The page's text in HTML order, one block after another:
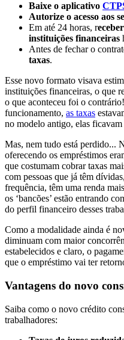
Baixe o aplicativo
Autorize o acesso aos
Em até 24 horas, r
instituições financeiras
Antes de fechar o
taxas.
Esse novo formato visava
instituições financeiras, o que
o que aconteceu foi o
funcionamento, as taxas
no modelo antigo, elas
Mas, nem tudo está perdido...
oferecendo os empréstimos
que costumam cobrar taxas
com pessoas que já têm
frequência, têm uma renda
os ‘bancões’ estão entrando
do perfil financeiro desses
Como a modalidade ainda é
diminuam com maior
estabelecidos e claro, o
que o empréstimo vai ter
Vantagens do novo
Saiba como o novo crédito
trabalhadores: